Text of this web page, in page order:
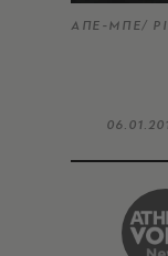
ΑΠΕ-ΜΠΕ/